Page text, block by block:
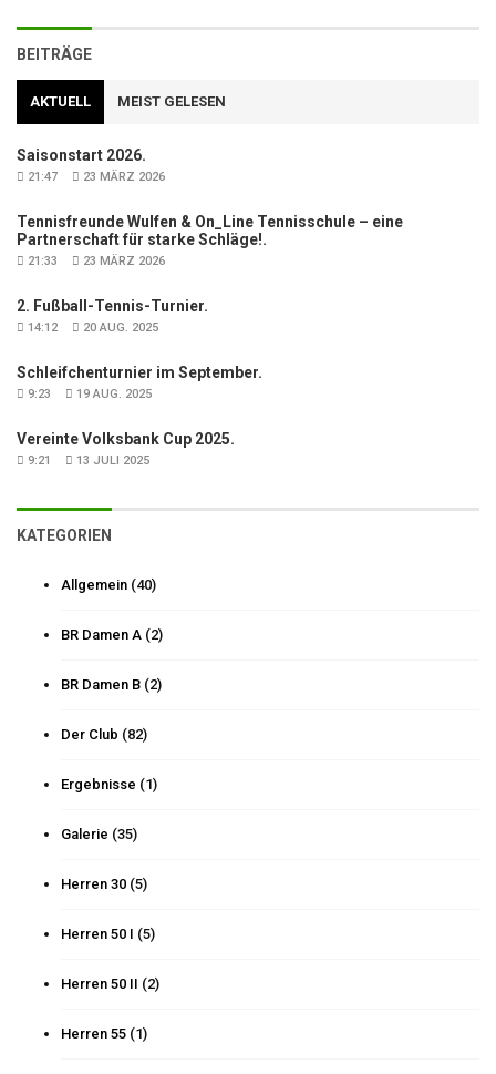
BEITRÄGE
AKTUELL MEIST GELESEN
Saisonstart 2026.
21:47 23 MÄRZ 2026
Tennisfreunde Wulfen & On_Line Tennisschule – eine
Partnerschaft für starke Schläge!.
21:33 23 MÄRZ 2026
2. Fußball-Tennis-Turnier.
14:12 20 AUG. 2025
Schleifchenturnier im September.
9:23 19 AUG. 2025
Vereinte Volksbank Cup 2025.
9:21 13 JULI 2025
KATEGORIEN
Allgemein (40)
BR Damen A (2)
BR Damen B (2)
Der Club (82)
Ergebnisse (1)
Galerie (35)
Herren 30 (5)
Herren 50 I (5)
Herren 50 II (2)
Herren 55 (1)